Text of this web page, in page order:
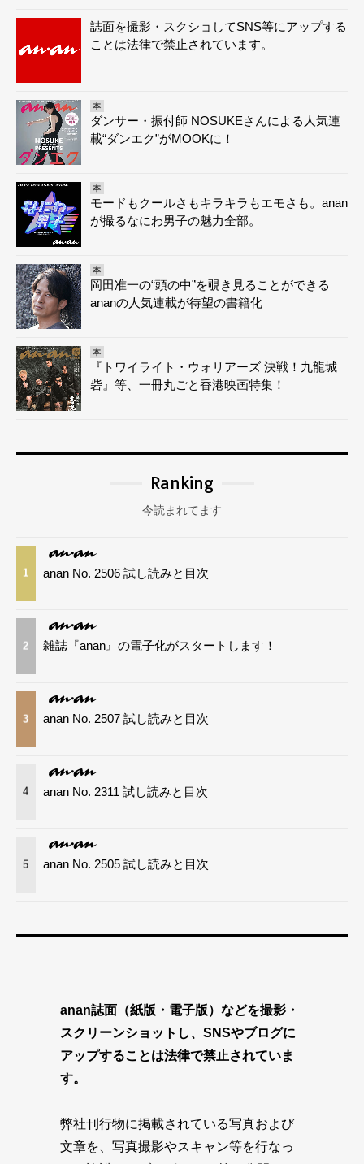
誌面を撮影・スクショしてSNS等にアップする
ことは法律で禁止されています。
本
ダンサー・振付師 NOSUKEさんによる人気連
載“ダンエク”がMOOKに！
本
モードもクールさもキラキラもエモさも。anan
が撮るなにわ男子の魅力全部。
本
岡田准一の“頭の中”を覗き見ることができる
ananの人気連載が待望の書籍化
本
『トワイライト・ウォリアーズ 決戦！九龍城
砦』等、一冊丸ごと香港映画特集！
Ranking
今読まれてます
1 anan No. 2506 試し読みと目次
2 雑誌『anan』の電子化がスタートします！
3 anan No. 2507 試し読みと目次
4 anan No. 2311 試し読みと目次
5 anan No. 2505 試し読みと目次
anan誌面（紙版・電子版）などを撮影・
スクリーンショットし、SNSやブログに
アップすることは法律で禁止されていま
す。
弊社刊行物に掲載されている写真および
文章を、写真撮影やスキャン等を行なっ